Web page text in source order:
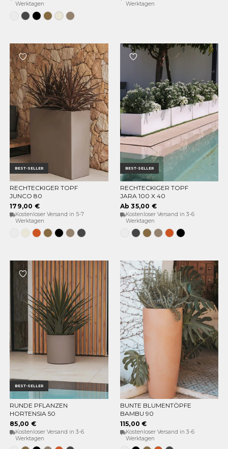
Werktagen
WeissAnthrazit
Schwarz
Bronze
Opak-
Beige
Taupe
Werktagen
BEST-SELLER
OPTIONEN WÄHLEN
RECHTECKIGER TOPF
JUNCO 80
179,00 €
Kostenloser Versand in 5-7
Werktagen
WeissOpak-
Beige
Terrakotta
BronzeSchwarz
TaupeAnthrazit
BEST-SELLER
OPTIONEN WÄHLEN
RECHTECKIGER TOPF
JARA 100 X 40
Ab 35,00 €
Kostenloser Versand in 3-6
Werktagen
WeissAnthrazit
BronzeTaupeTerrakotta
Schwarz
BEST-SELLER
OPTIONEN WÄHLEN
RUNDE PFLANZEN
HORTENSIA 50
85,00 €
Kostenloser Versand in 3-6
Werktagen
OPTIONEN WÄHLEN
BUNTE BLUMENTÖPFE
BAMBU 90
115,00 €
Kostenloser Versand in 3-6
Werktagen